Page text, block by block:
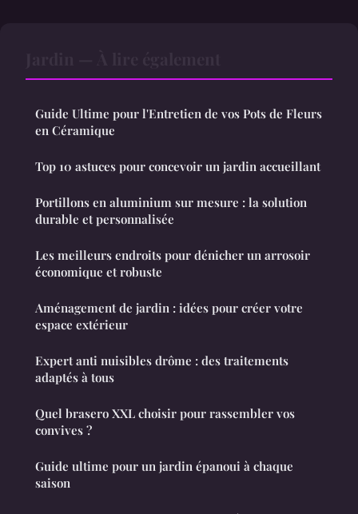
Guide Ultime pour l'Entretien de vos Pots de Fleurs
en Céramique
Top 10 astuces pour concevoir un jardin accueillant
Portillons en aluminium sur mesure : la solution
durable et personnalisée
Les meilleurs endroits pour dénicher un arrosoir
économique et robuste
Aménagement de jardin : idées pour créer votre
espace extérieur
Expert anti nuisibles drôme : des traitements
adaptés à tous
Quel brasero XXL choisir pour rassembler vos
convives ?
Guide ultime pour un jardin épanoui à chaque
saison